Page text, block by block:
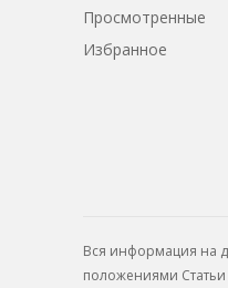
Просмотренные
Избранное
Вся информация на
положениями Статьи